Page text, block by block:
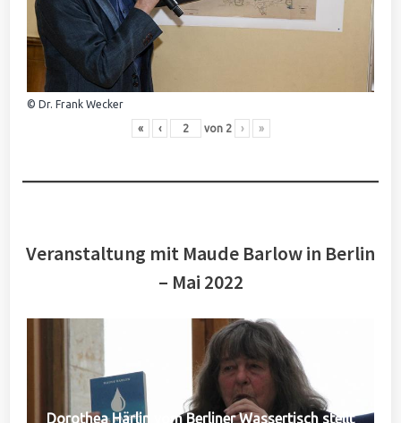
© Dr. Frank Wecker
« ‹ von 2 › »
Veranstaltung mit Maude Barlow in Berlin
– Mai 2022
Dorothea Härlin vom Berliner Wassertisch stellt